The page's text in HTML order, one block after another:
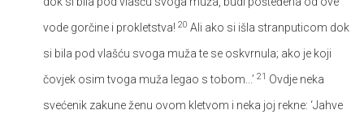
vode gorčine i prokletstva! 20 Ali ako si išla stranputicom dok
si bila pod vlašću svoga muža te se oskvrnula; ako je koji
čovjek osim tvoga muža legao s tobom...’ 21 Ovdje neka
svećenik zakune ženu ovom kletvom i neka joj rekne: ‘Jahve